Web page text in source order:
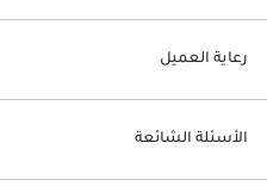
رعاية العميل
الأسئلة الشائعة